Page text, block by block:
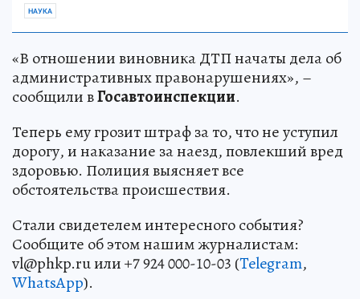
НАУКА
«В отношении виновника ДТП начаты дела об
административных правонарушениях», –
сообщили вГосавтоинспекции.
Теперь ему грозит штраф за то, что не уступил
дорогу, и наказание за наезд, повлекший вред
здоровью. Полиция выясняет все
обстоятельства происшествия.
Стали свидетелем интересного события?
Сообщите об этом нашим журналистам:
vl@phkp.ru или +7 924 000-10-03 (Telegram,
WhatsApp).